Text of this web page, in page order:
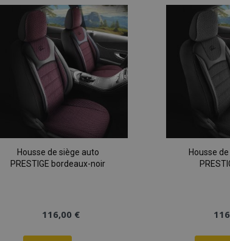
liste
d'achats
Housse de siège auto
PRESTIGE bordeaux-noir
116,00 €
Housse